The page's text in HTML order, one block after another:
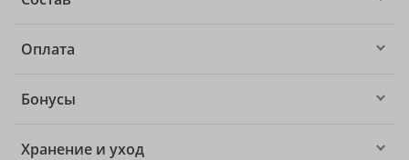
Оплата
Бонусы
Хранение и уход